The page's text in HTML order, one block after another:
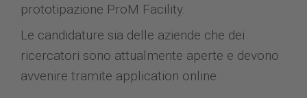
prototipazione ProM Facility.
Le candidature sia delle aziende che dei
ricercatori sono attualmente aperte e devono
avvenire tramite application online.